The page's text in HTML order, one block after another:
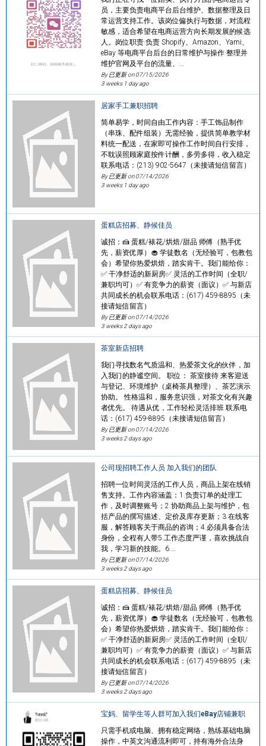
员，主要负责电商平台后台维护、数据整理及日
常运营支持工作。该岗位偏执行与数据，对流程
敏感，适合希望在电商运营方向长期发展的候选
人。岗位职责·负责 Shopify、Amazon、Yami、
eBay 等电商平台后台的日常维护与操作·整理并
维护官网及平台的流量、…
By 已更新 on07/15/2026
3 weeks 1 day ago
居家手工兼职招聘
简单易学，时间自由工作内容：手工饰品制作
（串珠、配件组装）无需经验，提供简单教学材
料统一配送，在家即可操作工作时间自行安排，
不耽误照顾家庭按件计酬，多劳多得，收入稳定
联系电话：(213) 902-5647（未接请短信留言）
By 已更新 on07/14/2026
3 weeks 1 day ago
蛋糕店招募、静候佳员
诚招：🍰 蛋糕/裱花/烘焙/甜品 师傅（熟手优
先，薪资优厚）🧁 学徒数名（无经验可，包教包
会）希望你热爱烘焙，踏实肯干。我们能给你：
✅ 干净舒适的新厨房✅ 灵活的工作时间（全职/
兼职均可）✅ 有竞争力的薪资（面议）✅ 与新店
共同成长的机会联系电话：(617) 459-8895（未
接请短信留言）
By 已更新 on07/14/2026
3 weeks 2 days ago
茶室新店招聘
我们寻找数名气质温和、热爱茶文化的伙伴，加
入我们的静谧空间。 职位： 茶室接待 来客迎送
与登记、环境维护（桌椅茶具整理）、茶艺演示
协助。 性格温和，服务意识强，对茶文化有兴趣
者优先。 待遇从优，工作轻松灵活排班 联系电
话：(617) 459-8895（未接请短信留言）
By 已更新 on07/14/2026
3 weeks 2 days ago
公司现招聘工作人员 加入我们的团队
招聘一位时间灵活的工作人员，商品上架在线销
售支持。工作内容涵盖：1.负责订单的处理工
作，及时调整账号；2.协助商品上架与维护，包
括产品的撰写描述、定价及库存更新；3.在线客
服，解答顾客关于商品的咨询；4.必须具备合法
身份，全程有人带5.工作态度严谨，喜欢挑战自
我，学习新的技能。6.…
By 已更新 on07/14/2026
3 weeks 2 days ago
蛋糕店招募、静候佳员
诚招：🍰 蛋糕/裱花/烘焙/甜品 师傅（熟手优
先，薪资优厚）🧁 学徒数名（无经验可，包教包
会）希望你热爱烘焙，踏实肯干。我们能给你：
✅ 干净舒适的新厨房✅ 灵活的工作时间（全职/
兼职均可）✅ 有竞争力的薪资（面议）✅ 与新店
共同成长的机会联系电话：(617) 459-8895（未
接请短信留言）
By 已更新 on07/14/2026
3 weeks 2 days ago
宝妈、留学生等人群可加入我们eBay店铺兼职
只需手机或电脑、拥有稳定网络，熟练基础电脑
操作，中英文沟通流利即可，持有海外合法身